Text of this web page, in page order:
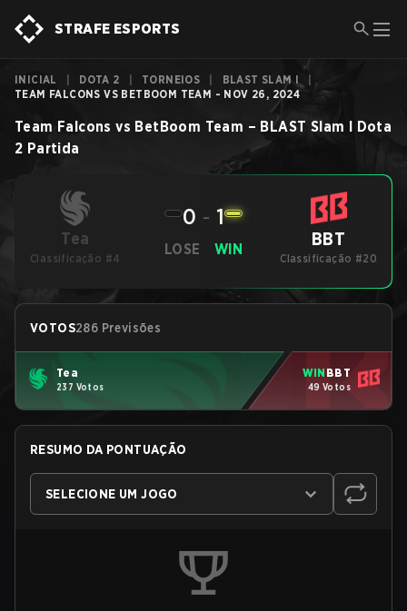
STRAFE ESPORTS
INICIAL DOTA 2 TORNEIOS BLAST SLAM I
TEAM FALCONS VS BETBOOM TEAM - NOV 26, 2024
Team Falcons vs BetBoom Team – BLAST Slam I Dota
2 Partida
Tea
Classificação #4
LOSE
0 - 1
WIN BBT
Classificação #20
VOTOS286 Previsões
Tea
237 Votos
WIN BBT
49 Votos
RESUMO DA PONTUAÇÃO
SELECIONE UM JOGO